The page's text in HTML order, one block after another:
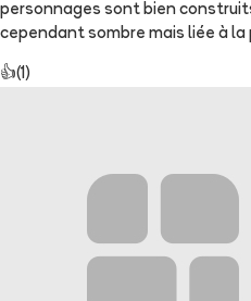
personnages sont bien
cependant sombre mais liée à
👍(1)